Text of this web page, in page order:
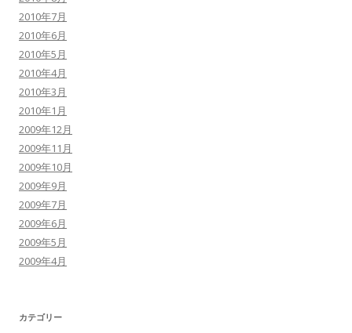
2010年7月
2010年6月
2010年5月
2010年4月
2010年3月
2010年1月
2009年12月
2009年11月
2009年10月
2009年9月
2009年7月
2009年6月
2009年5月
2009年4月
カテゴリー